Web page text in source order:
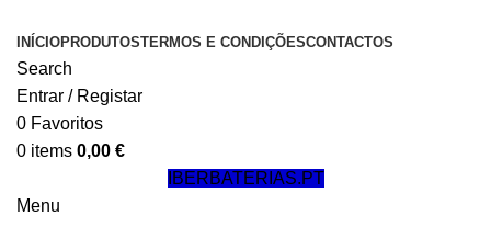
INÍCIOPRODUTOSTERMOS E CONDIÇÕESCONTACTOS
Search
Entrar / Registar
0 Favoritos
0 items 0,00 €
IBERBATERIAS.PT
Menu